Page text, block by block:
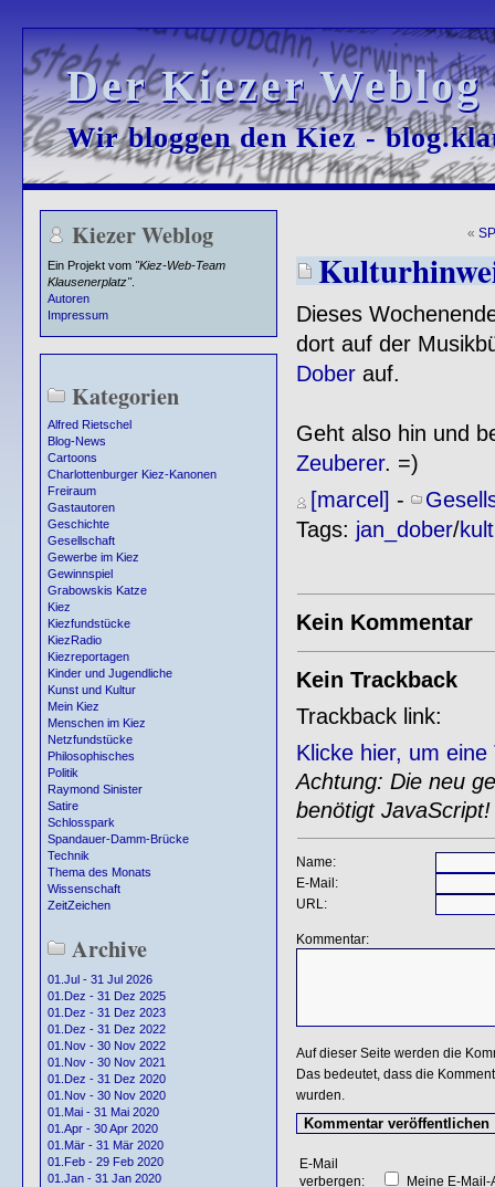
Der Kiezer
Der Kiezer
Wir bloggen den Kiez -
Wir bloggen den Kiez -
Kiezer Weblog
Ein Projekt vom "Kiez-Web-Team
Klausenerplatz".
Autoren
Impressum
Kategorien
Alfred Rietschel
Blog-News
Cartoons
Charlottenburger Kiez-Kanonen
Freiraum
Gastautoren
Geschichte
Gesellschaft
Gewerbe im Kiez
Gewinnspiel
Grabowskis Katze
Kiez
Kiezfundstücke
KiezRadio
Kiezreportagen
Kinder und Jugendliche
Kunst und Kultur
Mein Kiez
Menschen im Kiez
Netzfundstücke
Philosophisches
Politik
Raymond Sinister
Satire
Schlosspark
Spandauer-Damm-Brücke
Technik
Thema des Monats
Wissenschaft
ZeitZeichen
Archive
01.Jul - 31 Jul 2026
01.Dez - 31 Dez 2025
01.Dez - 31 Dez 2023
01.Dez - 31 Dez 2022
01.Nov - 30 Nov 2022
01.Nov - 30 Nov 2021
01.Dez - 31 Dez 2020
01.Nov - 30 Nov 2020
01.Mai - 31 Mai 2020
01.Apr - 30 Apr 2020
01.Mär - 31 Mär 2020
01.Feb - 29 Feb 2020
01.Jan - 31 Jan 2020
«
Dieses
dort auf der
Doberauf.
Geht also hin und
Zeuberer. =)
[marcel] -
Tags: jan_dober/
Kein Kommentar
Kein Trackback
Trackback link:
Klicke hier, um
Achtung: Die neu
benötigt JavaScript!
Name:
E-Mail:
URL:
Kommentar:
Auf dieser Seite werden die
Das bedeutet, dass die
wurden.
E-Mail
verbergen:
Meine E-